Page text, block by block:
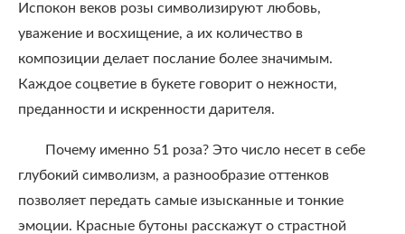
Испокон веков розы символизируют любовь,
уважение и восхищение, а их количество в
композиции делает послание более значимым.
Каждое соцветие в букете говорит о нежности,
преданности и искренности дарителя.
Почему именно 51 роза? Это число несет в себе
глубокий символизм, а разнообразие оттенков
позволяет передать самые изысканные и тонкие
эмоции. Красные бутоны расскажут о страстной